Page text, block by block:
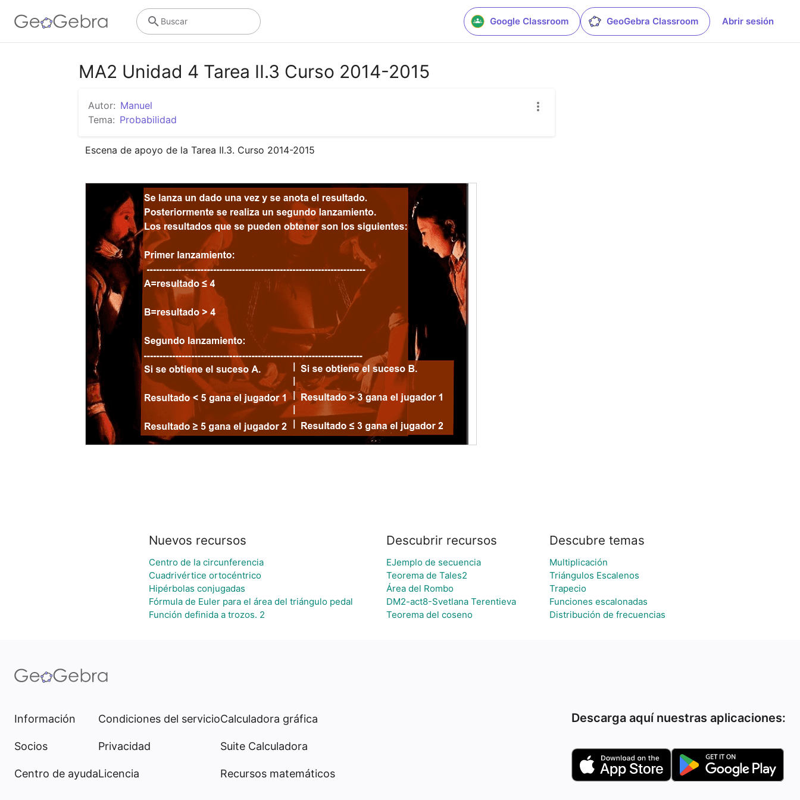
Google Classroom GeoGebra Classroom Abrir sesión
Buscar
MA2 Unidad 4 Tarea II.3 Curso 2014-2015
Autor: Manuel
Tema: Probabilidad
Escena de apoyo de la Tarea II.3. Curso 2014-2015
Nuevos recursos
Centro de la circunferencia
Cuadrivértice ortocéntrico
Hipérbolas conjugadas
Fórmula de Euler para el área del triángulo pedal
Función definida a trozos. 2
Descubrir recursos
EJemplo de secuencia
Teorema de Tales2
Área del Rombo
DM2-act8-Svetlana Terentieva
Teorema del coseno
Descubre temas
Multiplicación
Triángulos Escalenos
Trapecio
Funciones escalonadas
Distribución de frecuencias
Información
Socios
Centro de ayuda
Condiciones del servicio
Privacidad
Licencia
Calculadora gráfica
Suite Calculadora
Recursos matemáticos
Descarga aquí nuestras aplicaciones: